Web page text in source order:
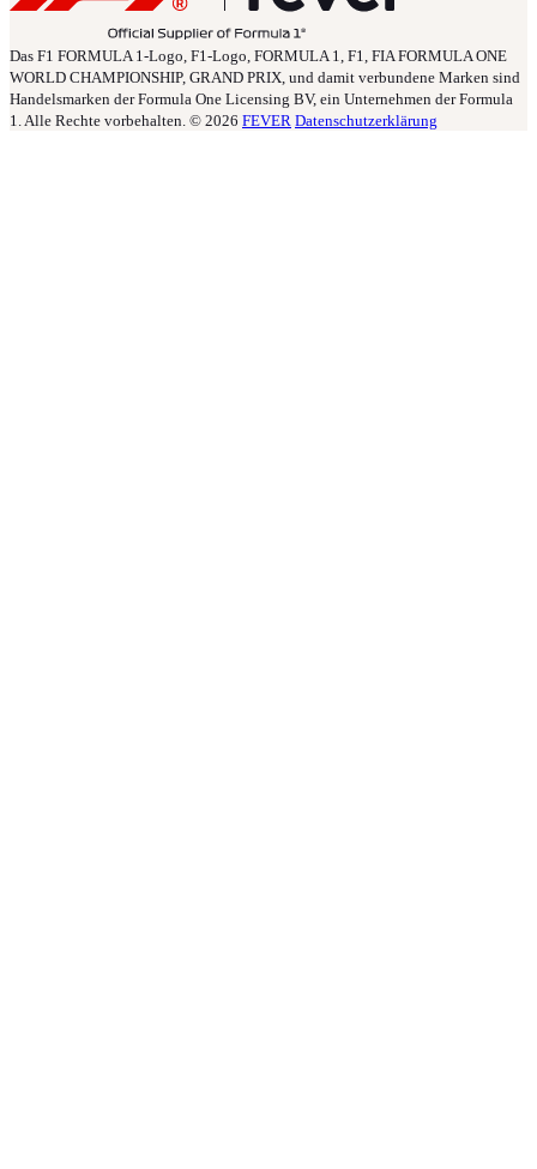
Das F1 FORMULA 1-Logo, F1-Logo, FORMULA 1, F1, FIA FORMULA ONE
WORLD CHAMPIONSHIP, GRAND PRIX, und damit verbundene Marken sind
Handelsmarken der Formula One Licensing BV, ein Unternehmen der Formula
1. Alle Rechte vorbehalten. © 2026 FEVER Datenschutzerklärung